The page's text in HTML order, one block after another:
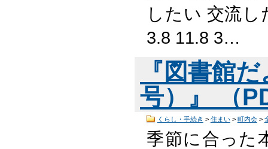
したい 交流し
3.8 11.8 3…
『図書館
号）』 （
くらし・手続き > 住まい> 町内会>
季節に合った